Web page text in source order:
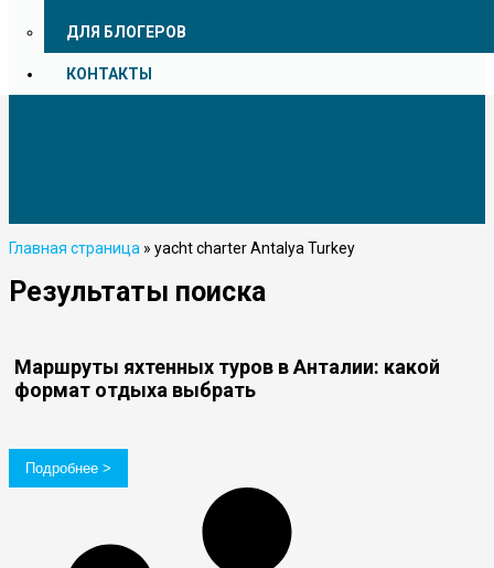
ДЛЯ БЛОГЕРОВ
КОНТАКТЫ
Главная страница » yacht charter Antalya Turkey
Результаты поиска
Маршруты яхтенных туров в Анталии: какой
формат отдыха выбрать
Подробнее >